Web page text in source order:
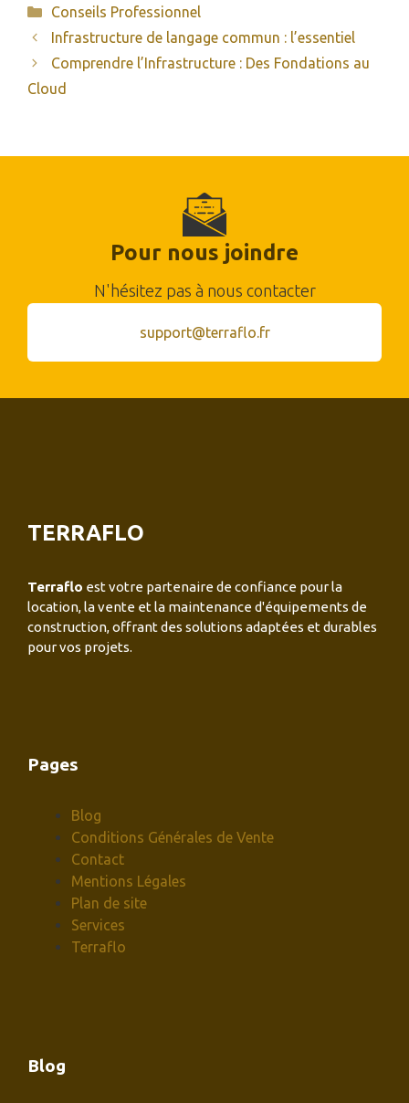
Catégories
Conseils Professionnel
Infrastructure de langage commun : l’essentiel
Comprendre l’Infrastructure : Des Fondations au
Cloud
Pour nous joindre
N'hésitez pas à nous contacter
support@terraflo.fr
TERRAFLO
Terraflo est votre partenaire de confiance pour la
location, la vente et la maintenance d'équipements de
construction, offrant des solutions adaptées et durables
pour vos projets.
Pages
Blog
Conditions Générales de Vente
Contact
Mentions Légales
Plan de site
Services
Terraflo
Blog